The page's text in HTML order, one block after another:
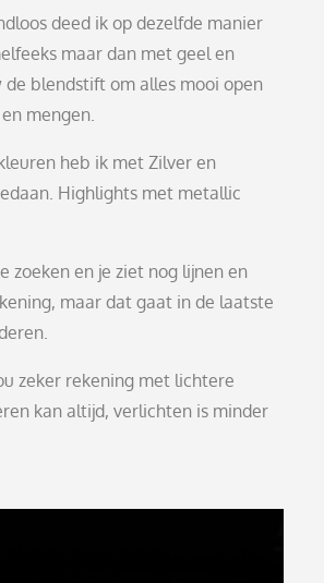
deed ik op dezelfde manier
maar dan met geel en
de blendstift om alles mooi open
mengen.
heb ik met Zilver en
Highlights met metallic
zoeken en je ziet nog lijnen en
maar dat gaat in de laatste
zeker rekening met lichtere
kan altijd, verlichten is minder